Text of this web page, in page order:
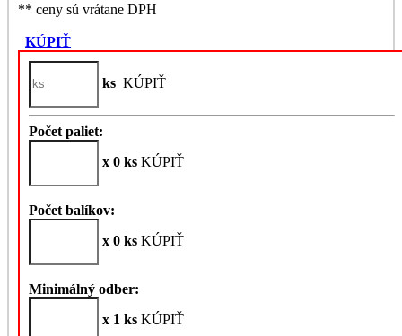
** ceny sú vrátane DPH
KÚPIŤ
ks KÚPIŤ
Počet paliet:
x 0 ks KÚPIŤ
Počet balíkov:
x 0 ks KÚPIŤ
Minimálný odber:
x 1 ks KÚPIŤ